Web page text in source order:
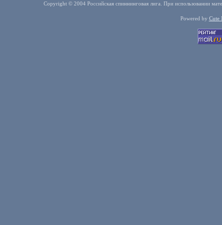
Copyright © 2004 Российская спиннинговая лига. При использовании
Powered by Cute